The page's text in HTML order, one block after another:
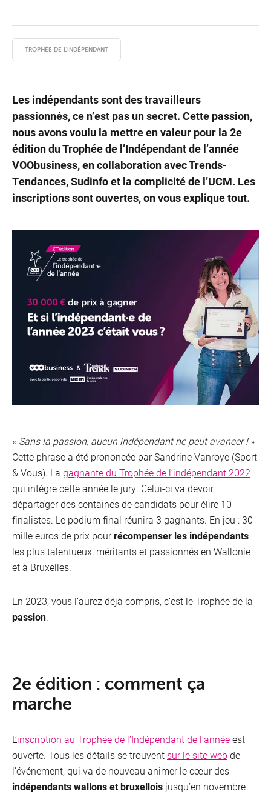
Les indépendants sont des travailleurs
passionnés, ce n’est pas un secret. Cette passion,
nous avons voulu la mettre en valeur pour la 2e
édition du Trophée de l’Indépendant de l’année
VOObusiness, en collaboration avec Trends-
Tendances, Sudinfo et la complicité de l’UCM. Les
inscriptions sont ouvertes, on vous explique tout.
« Sans la passion, aucun indépendant ne peut avancer !»
Cette phrase a été prononcée par Sandrine Vanroye (Sport
& Vous). La gagnante du Trophée de l’indépendant 2022
qui intègre cette année le jury. Celui-ci va devoir
départager des centaines de candidats pour élire 10
finalistes. Le podium final réunira 3 gagnants. En jeu : 30
mille euros de prix pourrécompenser les indépendants
les plus talentueux, méritants et passionnés en Wallonie
et à Bruxelles.
En 2023, vous l’aurez déjà compris, c’est le Trophée de la
passion.
2e édition : comment ça
marche
L’inscription au Trophée de l’Indépendant de l’annéeest
ouverte. Tous les détails se trouvent sur le site web de
l’événement, qui va de nouveau animer le cœur des
indépendants wallons et bruxellois jusqu’en novembre
TROPHÉE DE L'INDÉPENDANT